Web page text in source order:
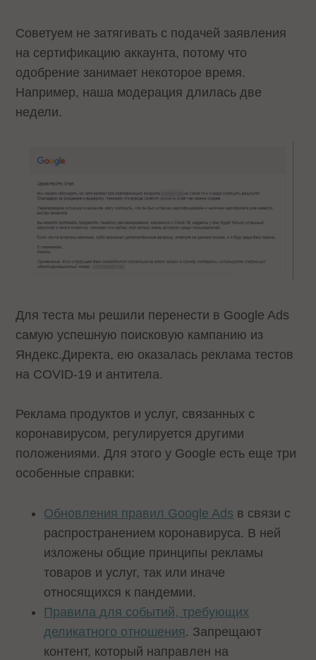
Советуем не затягивать с подачей заявления
на сертификацию аккаунта, потому что
одобрение занимает некоторое время.
Например, наша модерация длилась две
недели.
Для теста мы решили перенести в Google Ads
самую успешную поисковую кампанию из
Яндекс.Директа, ею оказалась реклама тестов
на COVID-19 и антитела.
Реклама продуктов и услуг, связанных с
коронавирусом, регулируется другими
положениями. Для этого у Google есть еще три
особенные справки:
Обновления правил Google Ads в связи с
распространением коронавируса. В ней
изложены общие принципы рекламы
товаров и услуг, так или иначе
относящихся к пандемии.
Правила для событий, требующих
деликатного отношения. Запрещают
контент, который направлен на